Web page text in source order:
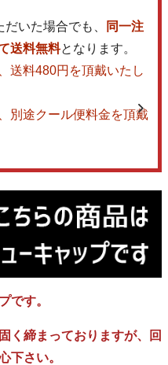
いた場合でも、
同一注
送料無料となります。
送料480円を頂戴いたし
別途クール便料金を頂戴
です。
く締まっておりますが、回
下さい。